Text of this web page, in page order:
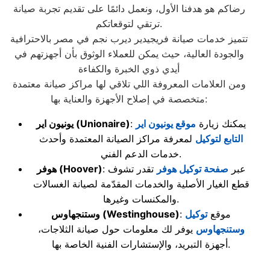
رضاكم هو هدفنا الأول، ونعمل دائمًا على تقديم تجربة صيانة
ترتقي لتوقعاتكم.
تتميز خدمات صيانة فريجيدير ديرب نجم في مصر بالاحترافية
والجودة العالية، حيث يمكن للعملاء الوثوق بأن أجهزتهم في
أيدي ذوي الخبرة والكفاءة
ومن العلامات المعروفة اللي تلاقي لها مراكز صيانة معتمدة
متخصصة في إصلاح الأجهزة والعناية بها:
(Unionaire) : يمكنك زيارة موقع يونيون اير
التابع لتوكيل لمعرفة مراكز الصيانة المعتمدة وأحدث
خدمات الدعم الفني.
هوفر (Hoover) : عبر صفحة توكيل هوفر تقدر تشوف
قطع الغيار الأصلية والخدمات المقدّمة لصيانة الغسالات
والمكنسات وغيرها.
(Westinghouse) : موقعتوكيل
وستنجهاوس يوفر لك معلومات حول صيانة الثلاجات،
أجهزة التبريد، والإستشارات الفنية الخاصة بها.